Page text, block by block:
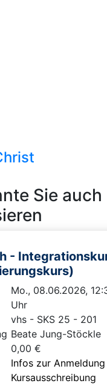
Sie auch
-
Mo., 08.06.2026,
Uhr
vhs - SKS 25 - 201
Beate Jung-Stöckle
0,00 €
Infos zur
Kursausschreibung